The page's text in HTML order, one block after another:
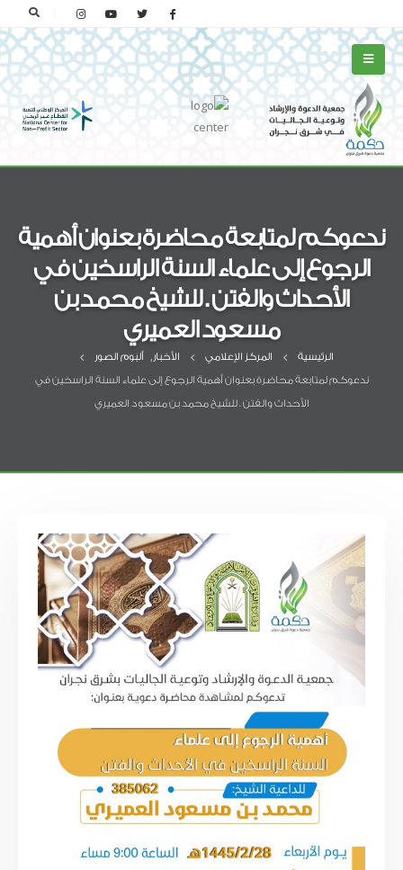
ندعوكم لمتابعة محاضرة بعنوان أهمية
الرجوع إلى علماء السنة الراسخين في
الأحداث والفتن . للشيخ محمد بن
مسعود العميري
الرئيسية المركز الإعلامي الأخبار ,
ألبوم الصور
ندعوكم لمتابعة محاضرة بعنوان أهمية الرجوع إلى علماء السنة الراسخين في
الأحداث والفتن . للشيخ محمد بن مسعود العميري